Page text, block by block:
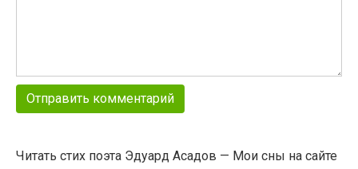
Читать стих поэта Эдуард Асадов — Мои сны на сайте